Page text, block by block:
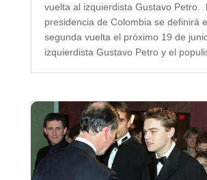
vuelta al izquierdista Gustavo Petro.
presidencia de Colombia se definirá
segunda vuelta el próximo 19 de
izquierdista Gustavo Petro y el